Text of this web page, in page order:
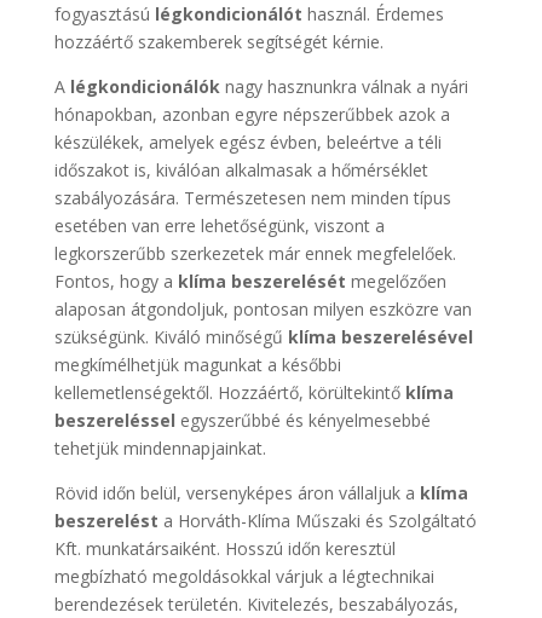
fogyasztású légkondicionálót használ. Érdemes
hozzáértő szakemberek segítségét kérnie.
A légkondicionálók nagy hasznunkra válnak a nyári
hónapokban, azonban egyre népszerűbbek azok a
készülékek, amelyek egész évben, beleértve a téli
időszakot is, kiválóan alkalmasak a hőmérséklet
szabályozására. Természetesen nem minden típus
esetében van erre lehetőségünk, viszont a
legkorszerűbb szerkezetek már ennek megfelelőek.
Fontos, hogy a klíma beszerelését megelőzően
alaposan átgondoljuk, pontosan milyen eszközre van
szükségünk. Kiváló minőségű klíma beszerelésével
megkímélhetjük magunkat a későbbi
kellemetlenségektől. Hozzáértő, körültekintő klíma
beszereléssel egyszerűbbé és kényelmesebbé
tehetjük mindennapjainkat.
Rövid időn belül, versenyképes áron vállaljuk a klíma
beszerelést a Horváth-Klíma Műszaki és Szolgáltató
Kft. munkatársaiként. Hosszú időn keresztül
megbízható megoldásokkal várjuk a légtechnikai
berendezések területén. Kivitelezés, beszabályozás,